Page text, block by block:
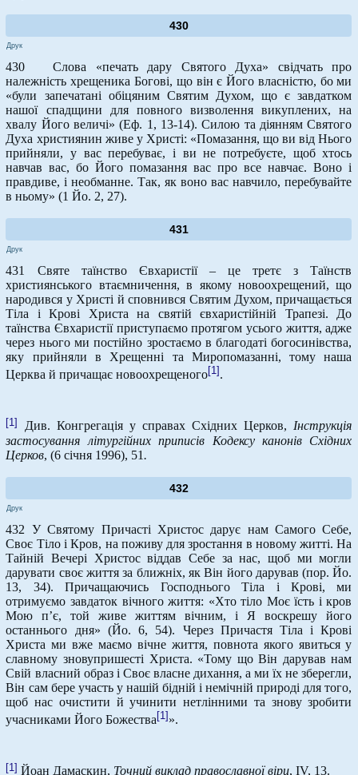
430
Друк
430 Слова «печать дару Святого Духа» свідчать про
належність хрещеника Богові, що він є Його власністю, бо ми
«були запечатані обіцяним Святим Духом, що є завдатком
нашої спадщини для повного визволення викуплених, на
хвалу Його величі» (Еф. 1, 13-14). Силою та діянням Святого
Духа християнин живе у Христі: «Помазання, що ви від Нього
прийняли, у вас перебуває, і ви не потребуєте, щоб хтось
навчав вас, бо Його помазання вас про все навчає. Воно і
правдиве, і необманне. Так, як воно вас навчило, перебувайте
в ньому» (1 Йо. 2, 27).
431
Друк
431 Святе таїнство Євхаристії – це третє з Таїнств
християнського втаємничення, в якому новоохрещений, що
народився у Христі й сповнився Святим Духом, причащається
Тіла і Крові Христа на святій євхаристійній Трапезі. До
таїнства Євхаристії приступаємо протягом усього життя, адже
через нього ми постійно зростаємо в благодаті богосинівства,
яку прийняли в Хрещенні та Миропомазанні, тому наша
Церква й причащає новоохрещеного[1] .
[1] Див. Конгрегація у справах Східних Церков,Інструкція
застосування літургійних приписів Кодексу канонів Східних
Церков, (6 січня 1996), 51.
432
Друк
432 У Святому Причасті Христос дарує нам Самого Себе,
Своє Тіло і Кров, на поживу для зростання в новому житті. На
Тайній Вечері Христос віддав Себе за нас, щоб ми могли
дарувати своє життя за ближніх, як Він його дарував (пор. Йо.
13, 34). Причащаючись Господнього Тіла і Крові, ми
отримуємо завдаток вічного життя: «Хто тіло Моє їсть і кров
Мою п’є, той живе життям вічним, і Я воскрешу його
останнього дня» (Йо. 6, 54). Через Причастя Тіла і Крові
Христа ми вже маємо вічне життя, повнота якого явиться у
славному зновупришесті Христа. «Тому що Він дарував нам
Свій власний образ і Своє власне дихання, а ми їх не зберегли,
Він сам бере участь у нашій бідній і немічній природі для того,
щоб нас очистити й учинити нетлінними та знову зробити
учасниками Його Божества [1] ».
[1] Йоан Дамаскин, Точний виклад православної віри, IV, 13.